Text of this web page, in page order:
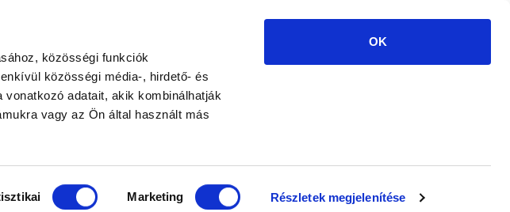
közösségi funkciók
közösségi média-, hirdető- és
adatait, akik kombinálhatják
vagy az Ön által használt más
Marketing Részletek megjelenítése
OK
E-UTAS.HU BYEURORISK
BIZTOSÍTÁSI SEGÉDLET KÁRBEJELENTÉS
Utasbiztosítás
kalkulátor